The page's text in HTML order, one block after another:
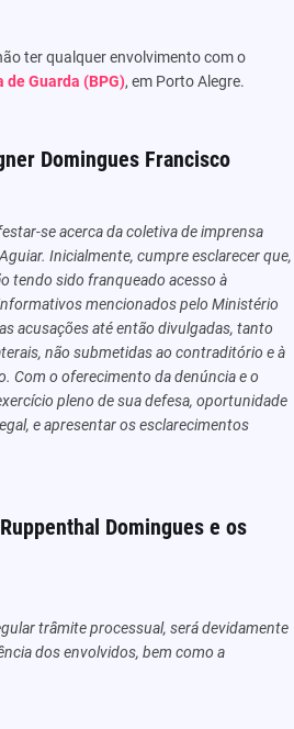
ter qualquer envolvimento com o
Guarda (BPG), em Porto Alegre.
Domingues Francisco
se acerca da coletiva de imprensa
Inicialmente, cumpre esclarecer que,
tendo sido franqueado acesso à
mencionados pelo Ministério
acusações até então divulgadas, tanto
não submetidas ao contraditório e à
Com o oferecimento da denúncia e o
pleno de sua defesa, oportunidade
e apresentar os esclarecimentos
Domingues e os
trâmite processual, será devidamente
dos envolvidos, bem como a